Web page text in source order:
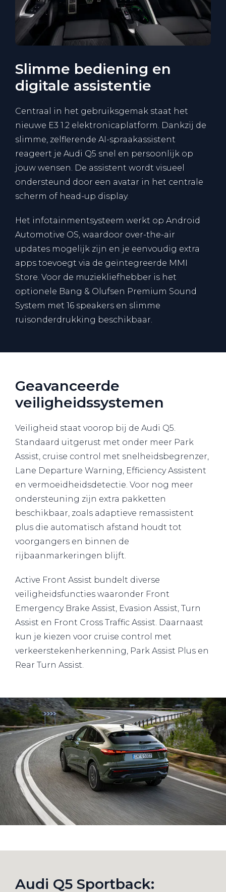
Slimme bediening en
digitale assistentie
Centraal in het gebruiksgemak staat het
nieuwe E3 1.2 elektronicaplatform. Dankzij de
slimme, zelflerende AI-spraakassistent
reageert je Audi Q5 snel en persoonlijk op
jouw wensen. De assistent wordt visueel
ondersteund door een avatar in het centrale
scherm of head-up display.
Het infotainmentsysteem werkt op Android
Automotive OS, waardoor over-the-air
updates mogelijk zijn en je eenvoudig extra
apps toevoegt via de geïntegreerde MMI
Store. Voor de muziekliefhebber is het
optionele Bang & Olufsen Premium Sound
System met 16 speakers en slimme
ruisonderdrukking beschikbaar.
Geavanceerde
veiligheidssystemen
Veiligheid staat voorop bij de Audi Q5.
Standaard uitgerust met onder meer Park
Assist, cruise control met snelheidsbegrenzer,
Lane Departure Warning, Efficiency Assistent
en vermoeidheidsdetectie. Voor nog meer
ondersteuning zijn extra pakketten
beschikbaar, zoals adaptieve remassistent
plus die automatisch afstand houdt tot
voorgangers en binnen de
rijbaanmarkeringen blijft.
Active Front Assist bundelt diverse
veiligheidsfuncties waaronder Front
Emergency Brake Assist, Evasion Assist, Turn
Assist en Front Cross Traffic Assist. Daarnaast
kun je kiezen voor cruise control met
verkeerstekenherkenning, Park Assist Plus en
Rear Turn Assist.
Audi Q5 Sportback: